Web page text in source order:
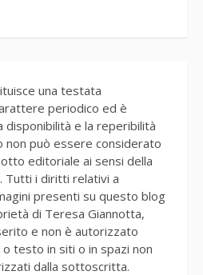
una testata
periodico ed è
disponibilità e la reperibilità
non può essere considerato
editoriale ai sensi della
Tutti i diritti relativi a
presenti su questo blog
di Teresa Giannotta,
e non è autorizzato
o testo in siti o in spazi non
dalla sottoscritta.